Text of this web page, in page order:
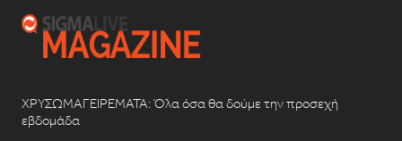
ΧΡΥΣΩΜΑΓΕΙΡΕΜΑΤΑ: Όλα όσα θα δούμε την προσεχή
εβδομάδα